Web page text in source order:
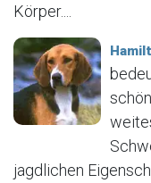
Körper....
jagdlichen